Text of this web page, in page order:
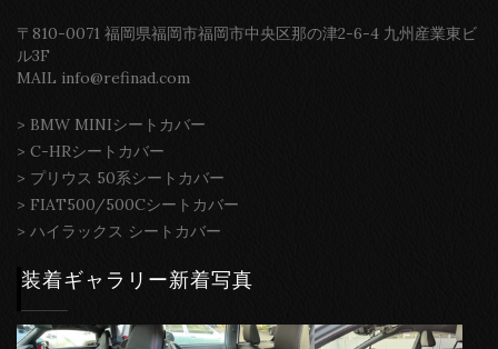
〒810-0071 福岡県福岡市福岡市中央区那の津2-6-4 九州産業東ビ
ル3F
MAIL info@refinad.com
> BMW MINIシートカバー
> C-HRシートカバー
> プリウス 50系シートカバー
> FIAT500/500Cシートカバー
> ハイラックス シートカバー
装着ギャラリー新着写真